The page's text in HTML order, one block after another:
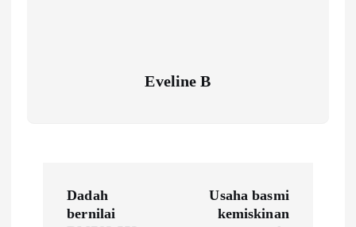
Eveline B
Dadah
bernilai
Usaha basmi
kemiskinan